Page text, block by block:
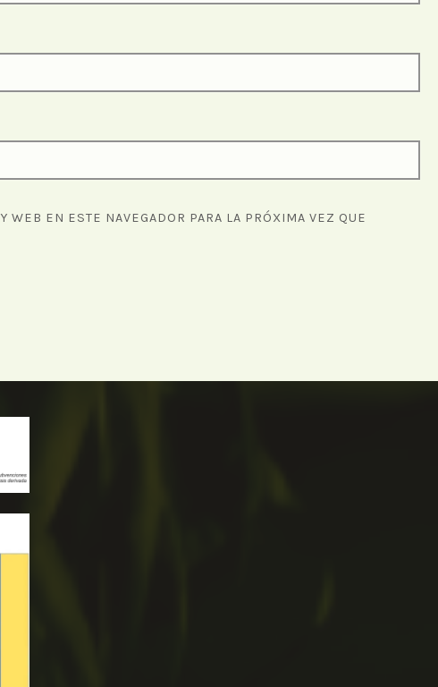
WEB EN ESTE NAVEGADOR PARA LA PRÓXIMA VEZ QUE